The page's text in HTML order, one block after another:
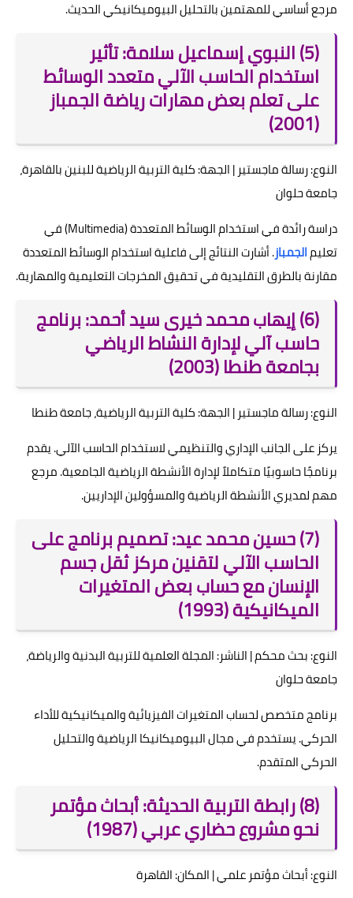
مرجع أساسي للمهتمين بالتحليل البيوميكانيكي الحديث.
(5) النبوي إسماعيل سلامة: تأثير
استخدام الحاسب الآلي متعدد الوسائط
على تعلم بعض مهارات رياضة الجمباز
(2001)
النوع: رسالة ماجستير | الجهة: كلية التربية الرياضية للبنين بالقاهرة،
جامعة حلوان
دراسة رائدة في استخدام الوسائط المتعددة (Multimedia) في
تعليمالجمباز. أشارت النتائج إلى فاعلية استخدام الوسائط المتعددة
مقارنة بالطرق التقليدية في تحقيق المخرجات التعليمية والمهارية.
(6) إيهاب محمد خيرى سيد أحمد: برنامج
حاسب آلي لإدارة النشاط الرياضي
بجامعة طنطا (2003)
النوع: رسالة ماجستير | الجهة: كلية التربية الرياضية، جامعة طنطا
يركز على الجانب الإداري والتنظيمي لاستخدام الحاسب الآلي. يقدم
برنامجًا حاسوبيًا متكاملاً لإدارة الأنشطة الرياضية الجامعية. مرجع
مهم لمديري الأنشطة الرياضية والمسؤولين الإداريين.
(7) حسين محمد عيد: تصميم برنامج على
الحاسب الآلي لتقنين مركز ثقل جسم
الإنسان مع حساب بعض المتغيرات
الميكانيكية (1993)
النوع: بحث محكم | الناشر: المجلة العلمية للتربية البدنية والرياضة،
جامعة حلوان
برنامج متخصص لحساب المتغيرات الفيزيائية والميكانيكية للأداء
الحركي. يستخدم في مجال البيوميكانيكا الرياضية والتحليل
الحركي المتقدم.
(8) رابطة التربية الحديثة: أبحاث مؤتمر
نحو مشروع حضاري عربي (1987)
النوع: أبحاث مؤتمر علمي | المكان: القاهرة